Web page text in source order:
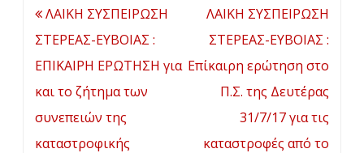
Πλοήγηση
άρθρων
ΛΑΙΚΗ ΣΥΣΠΕΙΡΩΣΗ
ΣΤΕΡΕΑΣ-ΕΥΒΟΙΑΣ :
ΕΠΙΚΑΙΡΗ ΕΡΩΤΗΣΗ για
και το ζήτημα των
συνεπειών της
καταστροφικής
ΛΑΙΚΗ ΣΥΣΠΕΙΡΩΣΗ
ΣΤΕΡΕΑΣ-ΕΥΒΟΙΑΣ :
Επίκαιρη ερώτηση στο
Π.Σ. της Δευτέρας
31/7/17 για τις
καταστροφές από το